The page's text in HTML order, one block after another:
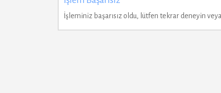
İşleminiz başarısız oldu, lütfen tekrar deneyin